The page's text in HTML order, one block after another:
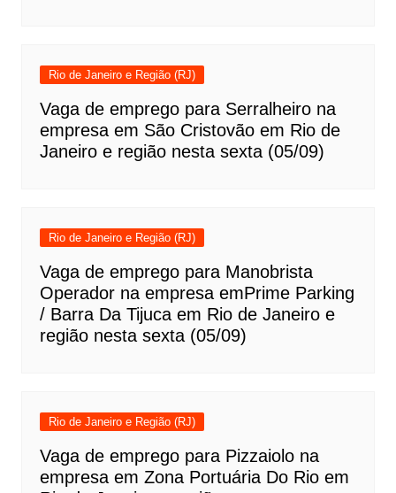
Rio de Janeiro e Região (RJ)
Vaga de emprego para Serralheiro na
empresa em São Cristovão em Rio de
Janeiro e região nesta sexta (05/09)
Rio de Janeiro e Região (RJ)
Vaga de emprego para Manobrista
Operador na empresa emPrime Parking
/ Barra Da Tijuca em Rio de Janeiro e
região nesta sexta (05/09)
Rio de Janeiro e Região (RJ)
Vaga de emprego para Pizzaiolo na
empresa em Zona Portuária Do Rio em